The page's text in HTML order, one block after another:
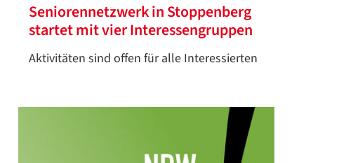
Seniorennetzwerk in Stoppenberg
startet mit vier Interessengruppen
Aktivitäten sind offen für alle Interessierten